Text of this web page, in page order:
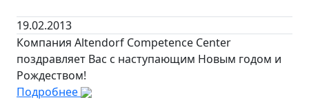
19.02.2013
Компания Altendorf Competence Center
поздравляет Вас с наступающим Новым годом и
Рождеством!
Подробнее